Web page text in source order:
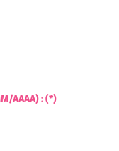
AAAA) : (*)